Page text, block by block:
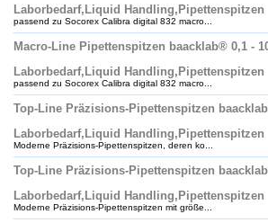
Laborbedarf,Liquid Handling,Pipettenspitzen
passend zu Socorex Calibra digital 832 macro...
Macro-Line Pipettenspitzen baacklab® 0,1 -
Laborbedarf,Liquid Handling,Pipettenspitzen
passend zu Socorex Calibra digital 832 macro...
Top-Line Präzisions-Pipettenspitzen
Laborbedarf,Liquid Handling,Pipettenspitzen
Moderne Präzisions-Pipettenspitzen, deren ko...
Top-Line Präzisions-Pipettenspitzen
Laborbedarf,Liquid Handling,Pipettenspitzen
Moderne Präzisions-Pipettenspitzen mit größe...